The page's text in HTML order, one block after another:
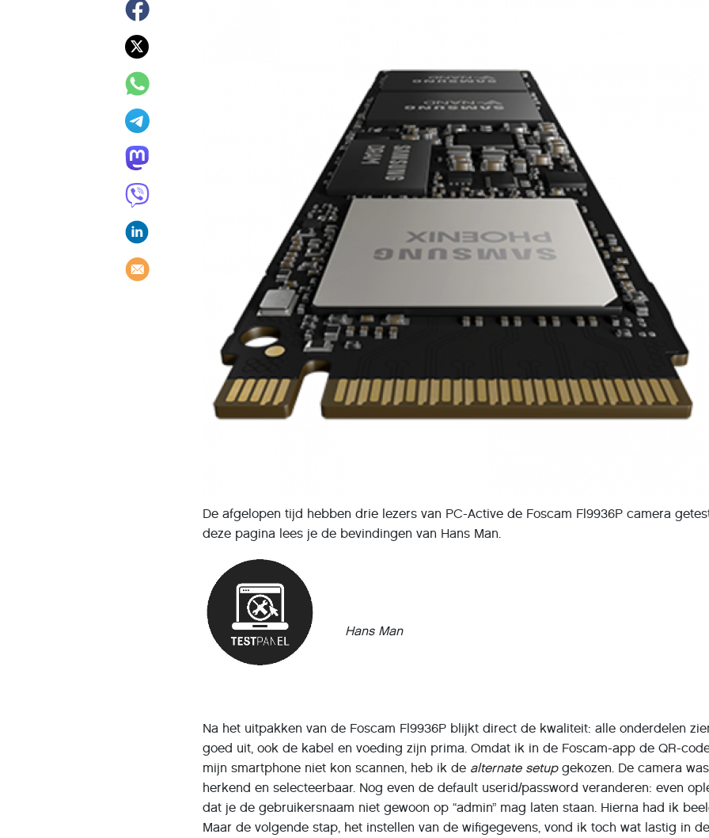
De afgelopen tijd hebben drie lezers van PC-Active de Foscam Fl9936P camera
deze pagina lees je de bevindingen van Hans Man.
Hans Man
Na het uitpakken van de Foscam Fl9936P blijkt direct de kwaliteit: alle onderdelen
goed uit, ook de kabel en voeding zijn prima. Omdat ik in de Foscam-app de QR-
mijn smartphone niet kon scannen, heb ik de alternate setupgekozen. De camera
herkend en selecteerbaar. Nog even de default userid/password veranderen: even
dat je de gebruikersnaam niet gewoon op “admin” mag laten staan. Hierna had ik
Maar de volgende stap, het instellen van de wifigegevens, vond ik toch wat lastig in